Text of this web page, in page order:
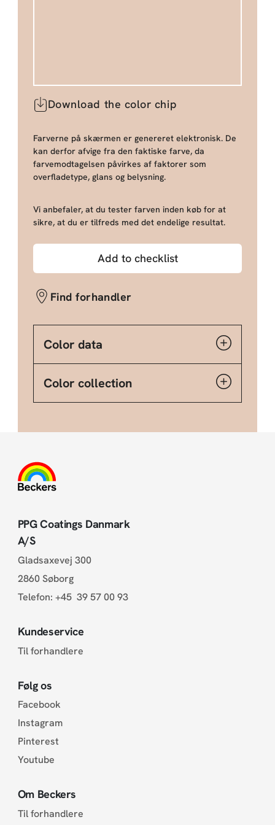
Download the color chip
Farverne på skærmen er genereret elektronisk. De
kan derfor afvige fra den faktiske farve, da
farvemodtagelsen påvirkes af faktorer som
overfladetype, glans og belysning.
Vi anbefaler, at du tester farven inden køb for at
sikre, at du er tilfreds med det endelige resultat.
Add to checklist
Find forhandler
Color data
Color collection
PPG Coatings Danmark
A/S
Gladsaxevej 300
2860 Søborg
Telefon: +45 39 57 00 93
Kundeservice
Til forhandlere
Følg os
Facebook
Instagram
Pinterest
Youtube
Om Beckers
Til forhandlere